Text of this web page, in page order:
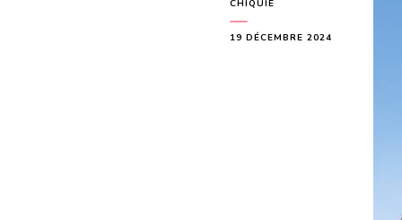
CHIQUIE
19 DÉCEMBRE 2024